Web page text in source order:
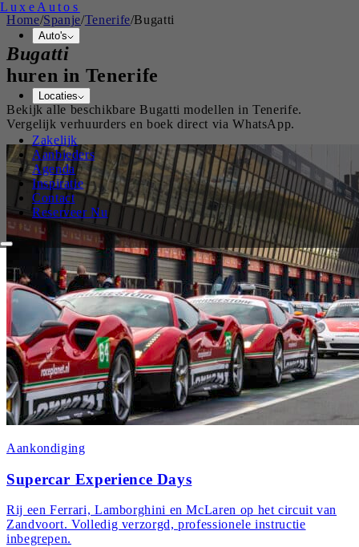
Luxe Autos
Auto's
Locaties
Zakelijk
Aanbieders
Agenda
Inspiratie
Contact
Reserveer Nu
Home/Spanje/Tenerife/Bugatti
Bugatti
huren in Tenerife
Bekijk alle beschikbareBugatti modellen inTenerife.
Vergelijk verhuurders en boek direct via WhatsApp.
Aankondiging
Supercar Experience Days
Rij een Ferrari, Lamborghini en McLaren op het circuit van
Zandvoort. Volledig verzorgd, professionele instructie
inbegrepen.